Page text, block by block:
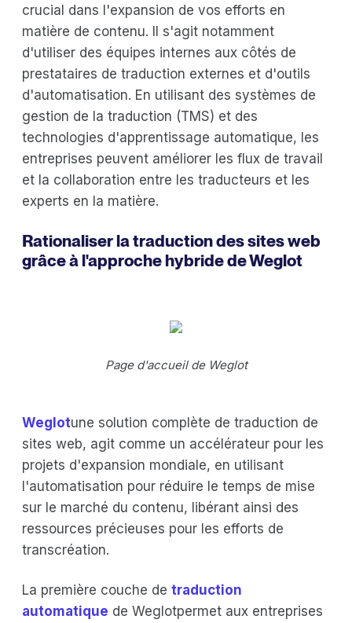
crucial dans l'expansion de vos efforts en
matière de contenu. Il s'agit notamment
d'utiliser des équipes internes aux côtés de
prestataires de traduction externes et d'outils
d'automatisation. En utilisant des systèmes de
gestion de la traduction (TMS) et des
technologies d'apprentissage automatique, les
entreprises peuvent améliorer les flux de travail
et la collaboration entre les traducteurs et les
experts en la matière.
Rationaliser la traduction des sites web
grâce à l'approche hybride de Weglot
Page d'accueil de Weglot
Weglotune solution complète de traduction de
sites web, agit comme un accélérateur pour les
projets d'expansion mondiale, en utilisant
l'automatisation pour réduire le temps de mise
sur le marché du contenu, libérant ainsi des
ressources précieuses pour les efforts de
transcréation.
La première couche de traduction
automatique de Weglotpermet aux entreprises